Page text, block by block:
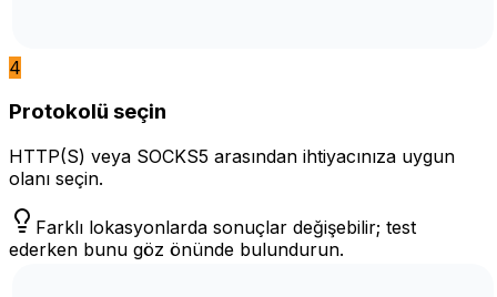
4
Protokolü seçin
HTTP(S) veya SOCKS5 arasından ihtiyacınıza uygun
olanı seçin.
Farklı lokasyonlarda sonuçlar değişebilir; test
ederken bunu göz önünde bulundurun.